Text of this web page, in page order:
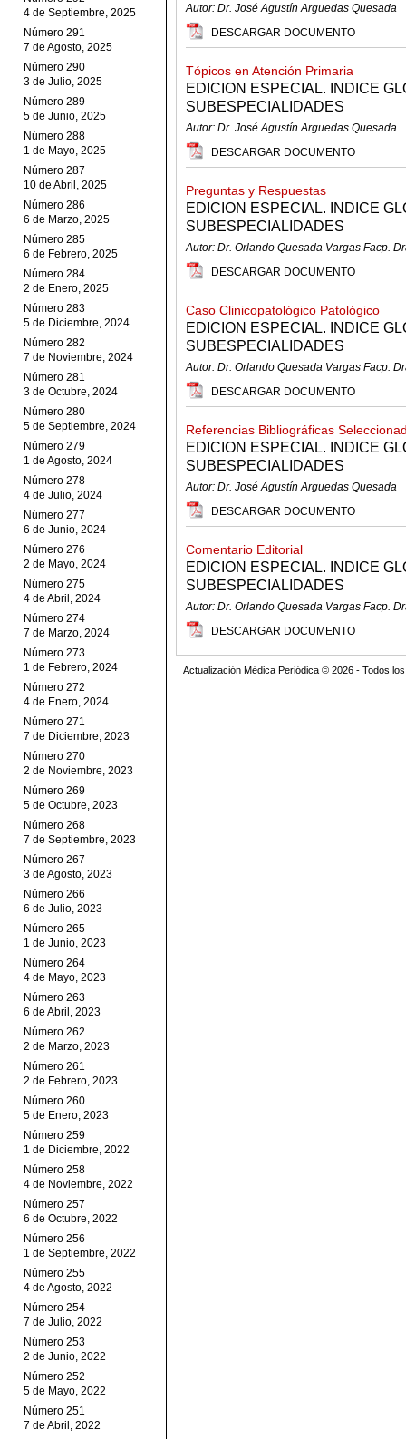
4 de Septiembre, 2025
Número 291
7 de Agosto, 2025
Número 290
3 de Julio, 2025
Número 289
5 de Junio, 2025
Número 288
1 de Mayo, 2025
Número 287
10 de Abril, 2025
Número 286
6 de Marzo, 2025
Número 285
6 de Febrero, 2025
Número 284
2 de Enero, 2025
Número 283
5 de Diciembre, 2024
Número 282
7 de Noviembre, 2024
Número 281
3 de Octubre, 2024
Número 280
5 de Septiembre, 2024
Número 279
1 de Agosto, 2024
Número 278
4 de Julio, 2024
Número 277
6 de Junio, 2024
Número 276
2 de Mayo, 2024
Número 275
4 de Abril, 2024
Número 274
7 de Marzo, 2024
Número 273
1 de Febrero, 2024
Número 272
4 de Enero, 2024
Número 271
7 de Diciembre, 2023
Número 270
2 de Noviembre, 2023
Número 269
5 de Octubre, 2023
Número 268
7 de Septiembre, 2023
Número 267
3 de Agosto, 2023
Número 266
6 de Julio, 2023
Número 265
1 de Junio, 2023
Número 264
4 de Mayo, 2023
Número 263
6 de Abril, 2023
Número 262
2 de Marzo, 2023
Número 261
2 de Febrero, 2023
Número 260
5 de Enero, 2023
Número 259
1 de Diciembre, 2022
Número 258
4 de Noviembre, 2022
Número 257
6 de Octubre, 2022
Número 256
1 de Septiembre, 2022
Número 255
4 de Agosto, 2022
Número 254
7 de Julio, 2022
Número 253
2 de Junio, 2022
Número 252
5 de Mayo, 2022
Número 251
7 de Abril, 2022
Autor: Dr. José Agustín Arguedas Quesada
DESCARGAR DOCUMENTO
Tópicos en Atención Primaria
EDICION ESPECIAL. INDICE
SUBESPECIALIDADES
Autor: Dr. José Agustín Arguedas Quesada
DESCARGAR DOCUMENTO
Preguntas y Respuestas
EDICION ESPECIAL. INDICE
SUBESPECIALIDADES
Autor: Dr. Orlando Quesada Vargas Facp.
DESCARGAR DOCUMENTO
Caso Clinicopatológico Patológico
EDICION ESPECIAL. INDICE
SUBESPECIALIDADES
Autor: Dr. Orlando Quesada Vargas Facp.
DESCARGAR DOCUMENTO
Referencias Bibliográficas
EDICION ESPECIAL. INDICE
SUBESPECIALIDADES
Autor: Dr. José Agustín Arguedas Quesada
DESCARGAR DOCUMENTO
Comentario Editorial
EDICION ESPECIAL. INDICE
SUBESPECIALIDADES
Autor: Dr. Orlando Quesada Vargas Facp.
DESCARGAR DOCUMENTO
Actualización Médica Periódica © 2026 - Todos